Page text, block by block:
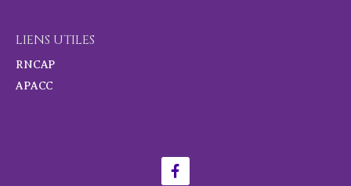
LIENS UTILES
RNCAP
APACC